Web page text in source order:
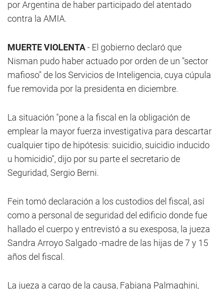
por Argentina de haber participado del atentado
contra la AMIA.
MUERTE VIOLENTA- El gobierno declaró que
Nisman pudo haber actuado por orden de un "sector
mafioso" de los Servicios de Inteligencia, cuya cúpula
fue removida por la presidenta en diciembre.
La situación "pone a la fiscal en la obligación de
emplear la mayor fuerza investigativa para descartar
cualquier tipo de hipótesis: suicidio, suicidio inducido
u homicidio", dijo por su parte el secretario de
Seguridad, Sergio Berni.
Fein tomó declaración a los custodios del fiscal, así
como a personal de seguridad del edificio donde fue
hallado el cuerpo y entrevistó a su exesposa, la jueza
Sandra Arroyo Salgado -madre de las hijas de 7 y 15
años del fiscal.
La jueza a cargo de la causa, Fabiana Palmaghini,